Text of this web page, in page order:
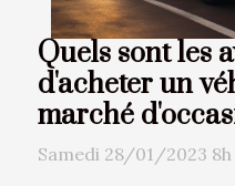
Quels sont les
d'acheter un
marché
Samedi 28/01/2023 8h